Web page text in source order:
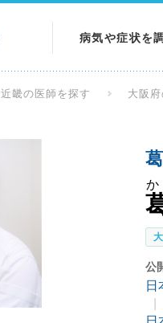
病気や症状を
検査を調べる
近畿の医師を探す 大阪
公
日